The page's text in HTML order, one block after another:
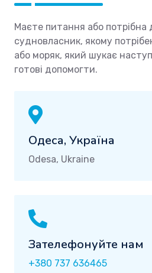
Маєте питання або потрібна
судновласник, якому
або моряк, який шукає
готові допомогти.
Одеса, Україна
Odesa, Ukraine
Зателефонуйте нам
+380 737 636465